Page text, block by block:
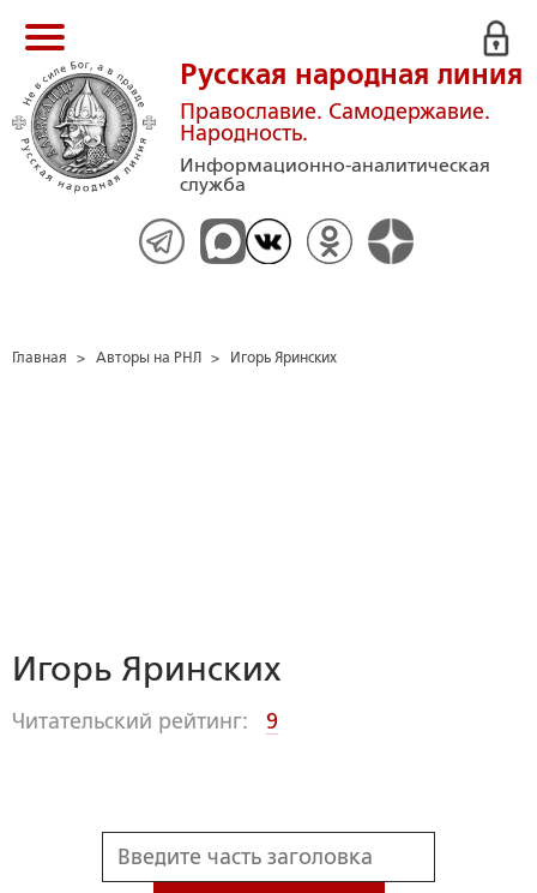
Русская народная линия
Православие. Самодержавие.
Народность.
Информационно-аналитическая
служба
Главная > Авторы на РНЛ > Игорь Яринских
Игорь Яринских
Читательский рейтинг: 9